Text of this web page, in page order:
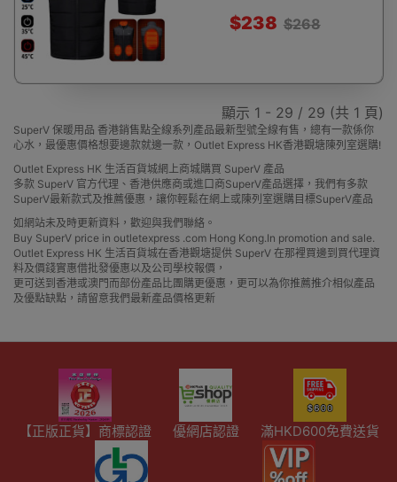
$238 $268
顯示 1 - 29 / 29 (共 1 頁)
SuperV 保暖用品 香港銷售點全線系列產品最新型號全線有售，總有一款係你
心水，最優惠價格想要邊款就邊一款，Outlet Express HK香港觀塘陳列室選購!
Outlet Express HK 生活百貨城網上商城購買 SuperV 產品
多款 SuperV 官方代理、香港供應商或進口商SuperV產品選擇，我們有多款
SuperV最新款式及推薦優惠，讓你輕鬆在網上或陳列室選購目標SuperV產品
如網站未及時更新資料，歡迎與我們聯絡。
Buy SuperV price in outletexpress .com Hong Kong.In promotion and sale.
Outlet Express HK 生活百貨城在香港觀塘提供 SuperV 在那裡買邊到買代理資
料及價錢實惠借批發優惠以及公司學校報價，
更可送到香港或澳門而部份產品比團購更優惠，更可以為你推薦推介相似產品
及優點缺點，請留意我們最新產品價格更新
【正版正貨】商標認證 優網店認證 滿HKD600免費送貨